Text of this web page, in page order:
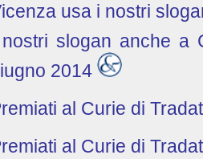
usa i nostri
slogan anche a
2014
al Curie di
al Curie di